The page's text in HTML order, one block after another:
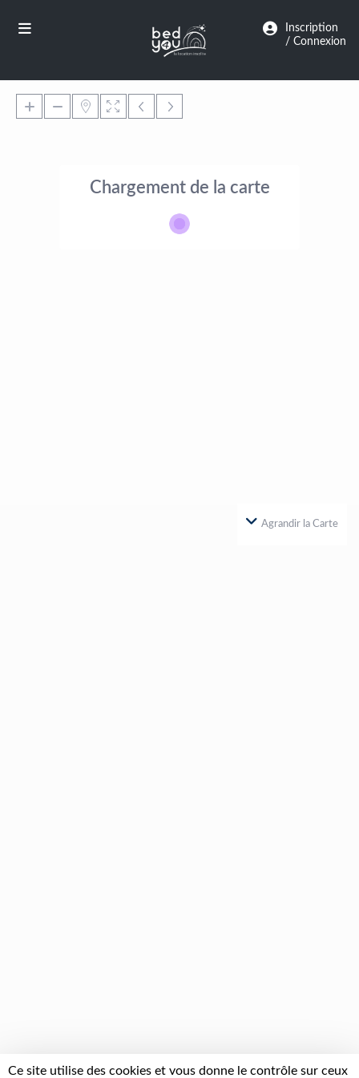
Inscription
/ Connexion
Chargement de la carte
Agrandir la Carte
Ce site utilise des cookies et vous donne le contrôle sur ceux